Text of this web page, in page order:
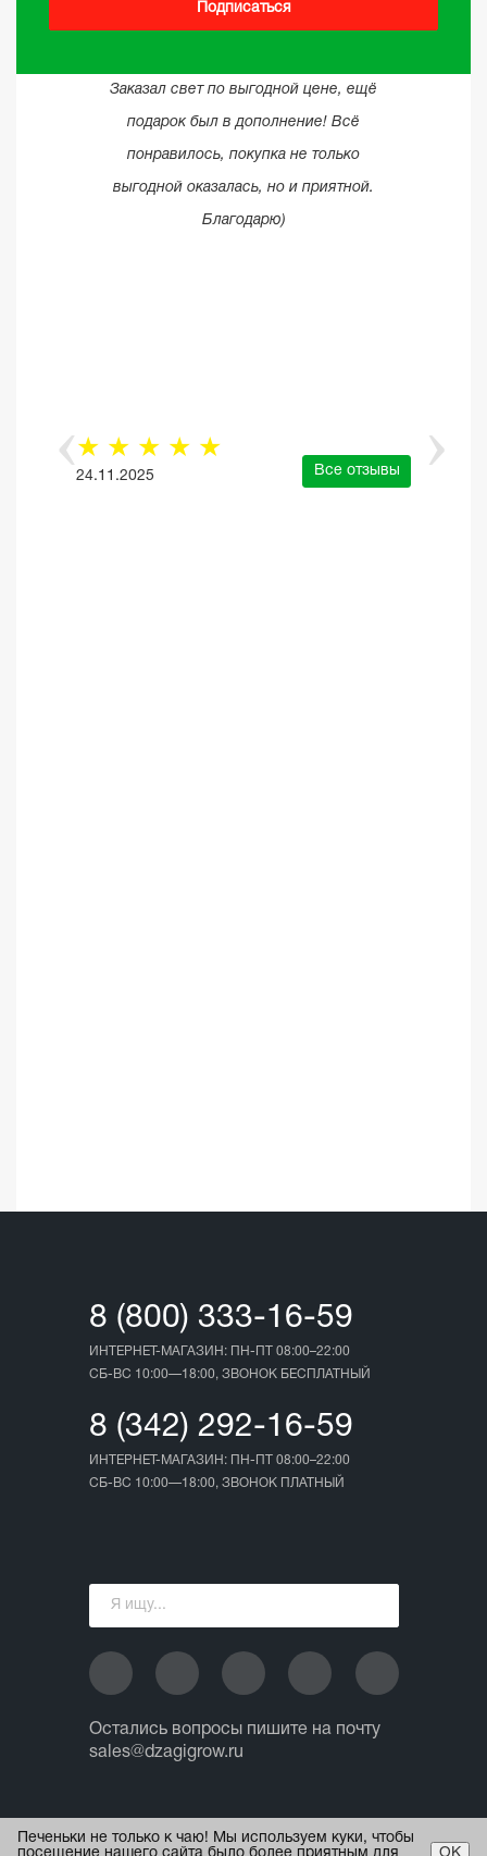
Подписаться
Заказал свет по выгодной цене, ещё
подарок был в дополнение! Всё
понравилось, покупка не только
выгодной оказалась, но и приятной.
Благодарю)
☆
☆
☆
☆
☆
24.11.2025 Все отзывы
8 (800) 333-16-59
ИНТЕРНЕТ-МАГАЗИН: ПН-ПТ 08:00–22:00
СБ-ВС 10:00—18:00, ЗВОНОК БЕСПЛАТНЫЙ
8 (342) 292-16-59
ИНТЕРНЕТ-МАГАЗИН: ПН-ПТ 08:00–22:00
СБ-ВС 10:00—18:00, ЗВОНОК ПЛАТНЫЙ
Остались вопросы пишите на почту
sales@dzagigrow.ru
© 2013 - 2026 ИП Ежов А.А.
Все права защищены.
Печеньки не только к чаю! Мы используем куки, чтобы